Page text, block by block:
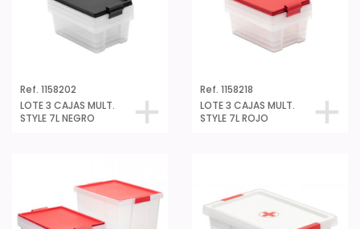
Ref. 1158202
LOTE 3 CAJAS MULT.
STYLE 7L NEGRO
Ref. 1158218
LOTE 3 CAJAS MULT.
STYLE 7L ROJO